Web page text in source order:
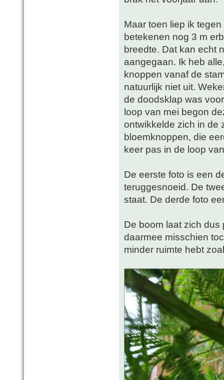
Maar toen liep ik
betekenen nog 3 m
breedte. Dat kan echt
aangegaan. Ik heb
knoppen vanaf de
natuurlijk niet uit.
de doodsklap was
loop van mei begon
ontwikkelde zich in de
bloemknoppen, die
keer pas in de loop
De eerste foto is een
teruggesnoeid. De
staat. De derde foto
De boom laat zich dus
daarmee misschien
minder ruimte hebt